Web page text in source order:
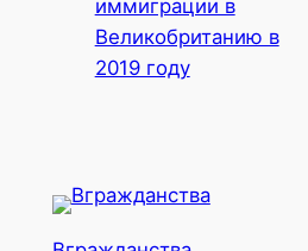
иммиграции в
Великобританию в
2019 году